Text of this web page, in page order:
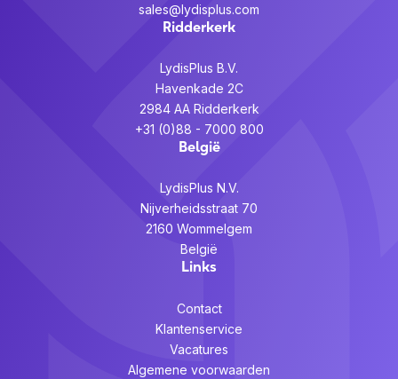
sales@lydisplus.com
Ridderkerk
LydisPlus B.V.
Havenkade 2C
2984 AA Ridderkerk
+31 (0)88 - 7000 800
België
LydisPlus N.V.
Nijverheidsstraat 70
2160 Wommelgem
België
Links
Contact
Klantenservice
Vacatures
Algemene voorwaarden